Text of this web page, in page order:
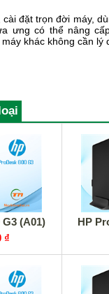
đặt trọn đời máy,
ưng có thể nâng
khác không cần lý
G3 (A01)
₫
HP